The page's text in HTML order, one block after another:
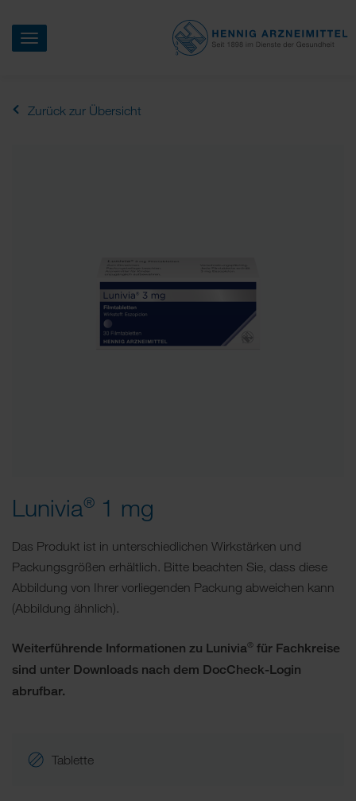
Haupt-
Menü
Zurück zur Übersicht
Lunivia® 1 mg
Das Produkt ist in unterschiedlichen Wirkstärken und
Packungsgrößen erhältlich. Bitte beachten Sie, dass diese
Abbildung von Ihrer vorliegenden Packung abweichen kann
(Abbildung ähnlich).
Weiterführende Informationen zu Lunivia® für Fachkreise
sind unter Downloads nach dem DocCheck-Login
abrufbar.
Tablette